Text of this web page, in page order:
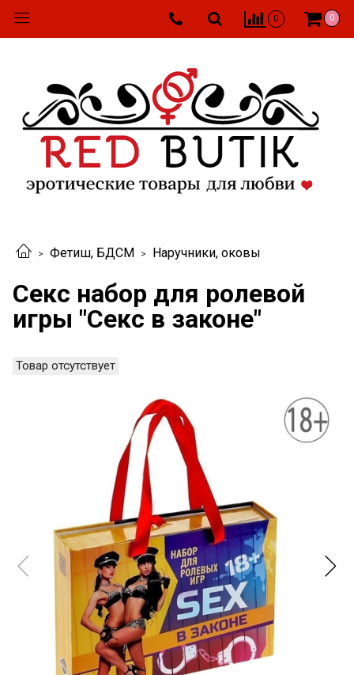
0 0
Фетиш, БДСМ Наручники, оковы
Секс набор для ролевой
игры "Секс в законе"
Товар отсутствует